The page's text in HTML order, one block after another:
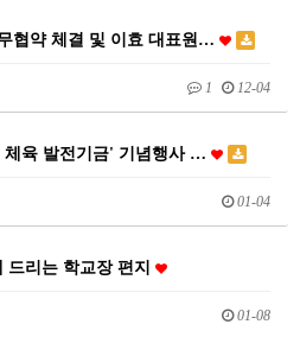
협약 체결 및 이효 대표원…
1 12-04
체육 발전기금' 기념행사 …
01-04
드리는 학교장 편지
01-08